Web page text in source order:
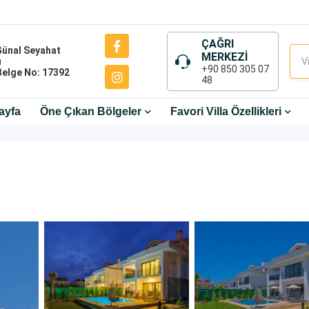
Seyahat
No: 17392
ÇAĞRI
MERKEZİ
+90 850 305 07
48
Öne Çıkan Bölgeler Favori Villa Özellikleri